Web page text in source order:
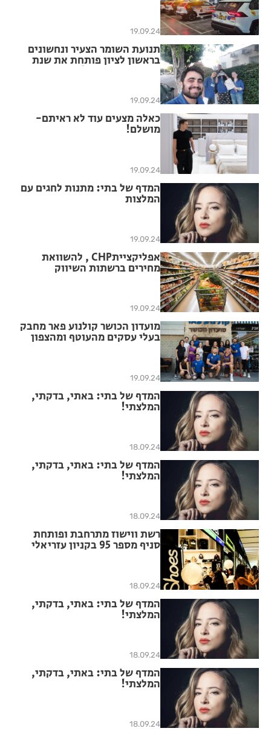
19.09.24
תנועת השומר הצעיר ונחשונים
בראשון לציון פותחת את שנת
19.09.24
כאלה מצעים עוד לא ראיתם-
מושלם!
19.09.24
המדף של בתי: מתנות לחגים עם
המלצות
19.09.24
אפליקצייתCHP , להשוואת
מחירים ברשתות השיווק
19.09.24
מועדון הכושר קולנוע פאר מחבק
בעלי עסקים מהעוטף ומהצפון
19.09.24
המדף של בתי: באתי, בדקתי,
המלצתי!
18.09.24
המדף של בתי: באתי, בדקתי,
המלצתי!
18.09.24
רשת ווישוז מתרחבת ופותחת
סניף מספר 95 בקניון עזריאלי
18.09.24
המדף של בתי: באתי, בדקתי,
המלצתי!
18.09.24
המדף של בתי: באתי, בדקתי,
המלצתי!
18.09.24